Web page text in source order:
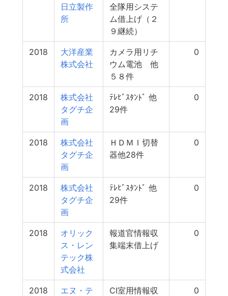
日立製作
所
全隊用システ
ム借上げ（２
９継続）
2018
大洋産業
株式会社
カメラ用リチ
ウム電池 他
５８件
0
2018
株式会社
タグチ企
画
ﾃﾚﾋﾞｽﾀﾝﾄﾞ 他
29件
0
2018
株式会社
タグチ企
画
ＨＤＭＩ切替
器他28件
0
2018
株式会社
タグチ企
画
ﾃﾚﾋﾞｽﾀﾝﾄﾞ 他
29件
0
2018
オリック
ス・レン
テック株
式会社
報道官情報収
集端末借上げ
0
2018
エヌ・テ
CI室用情報収
0